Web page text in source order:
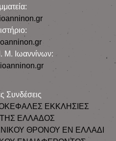
Μ. Ιωαννίνων:
Συνδέσεις
ΕΚΚΛΗΣΙΕΣ
ΕΛΛΑΔΟΣ
ΘΡΟΝΟΥ ΕΝ ΕΛΛΑΔΙ